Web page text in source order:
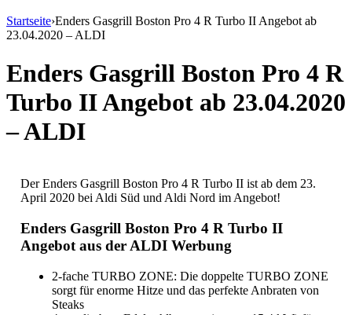
Startseite›Enders Gasgrill Boston Pro 4 R Turbo II Angebot ab
23.04.2020 – ALDI
Enders Gasgrill Boston Pro 4 R
Turbo II Angebot ab 23.04.2020
– ALDI
Der Enders Gasgrill Boston Pro 4 R Turbo II ist ab dem 23.
April 2020 bei Aldi Süd und Aldi Nord im Angebot!
Enders Gasgrill Boston Pro 4 R Turbo II
Angebot aus der ALDI Werbung
2-fache TURBO ZONE: Die doppelte TURBO ZONE
sorgt für enorme Hitze und das perfekte Anbraten von
Steaks